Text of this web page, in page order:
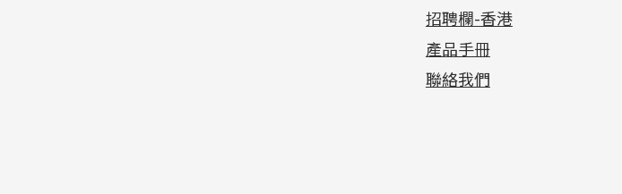
招聘欄-香港
產品手冊
聯絡我們